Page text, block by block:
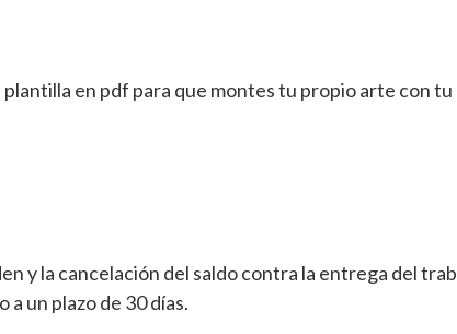
en pdf para que montes tu propio arte con
y la cancelación del saldo contra la entrega del
un plazo de 30 días.